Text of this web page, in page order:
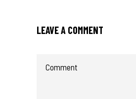
LEAVE A COMMENT